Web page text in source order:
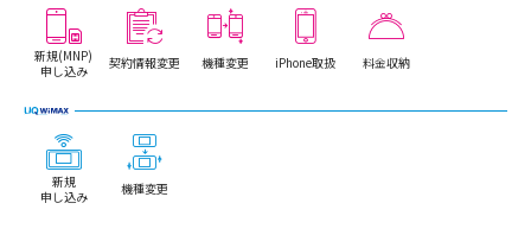
新規(MNP)
申し込み
契約情報変更 機種変更 iPhone取扱 料金収納
新規
申し込み
機種変更